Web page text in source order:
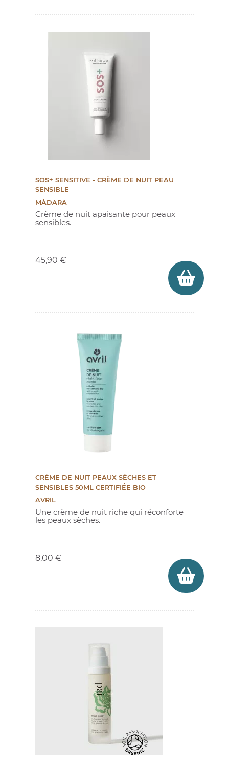
(6 avis)
SOS+ SENSITIVE - CRÈME DE NUIT PEAU
SENSIBLE
MÀDARA
Crème de nuit apaisante pour peaux
sensibles.
45,90 €
CRÈME DE NUIT PEAUX SÈCHES ET
SENSIBLES 50ML CERTIFIÉE BIO
AVRIL
Une crème de nuit riche qui réconforte
les peaux sèches.
8,00 €